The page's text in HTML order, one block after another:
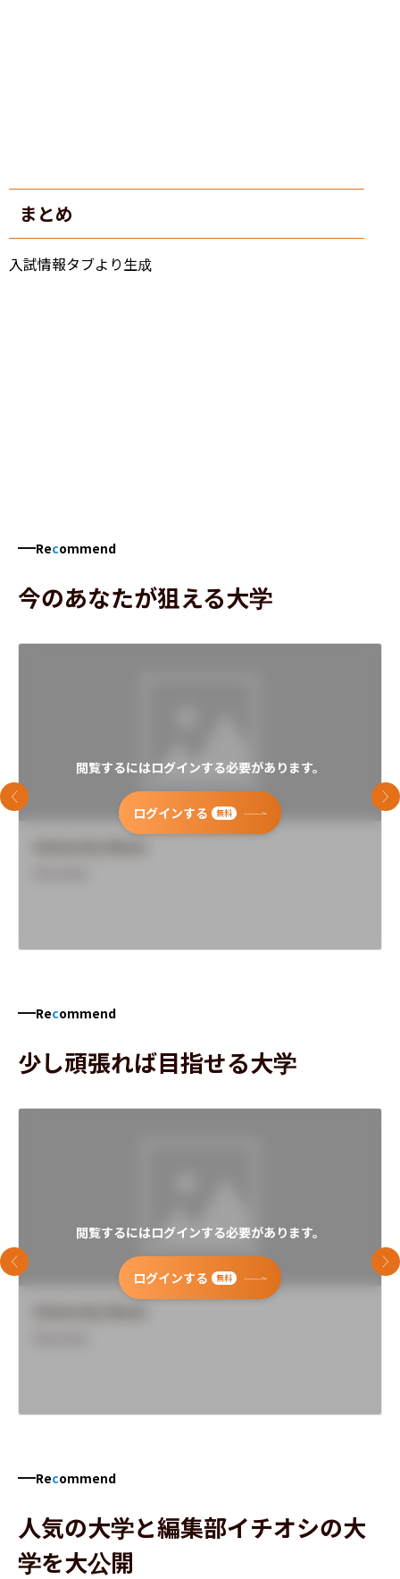
まとめ
入試情報タブより生成
Recommend
今のあなたが狙える大学
閲覧するにはログインする必要があります。
ログインする 無料
前のスライド 次
Recommend
少し頑張れば目指せる大学
閲覧するにはログインする必要があります。
ログインする 無料
前のスライド 次
Recommend
人気の大学と編集部イチオシの大
学を大公開